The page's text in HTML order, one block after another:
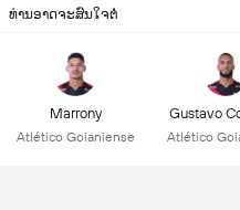
ທ່ານອາດຈະສົນໃຈຕໍ່
Marrony
Atlético Goianiense
Gustavo
Atlético